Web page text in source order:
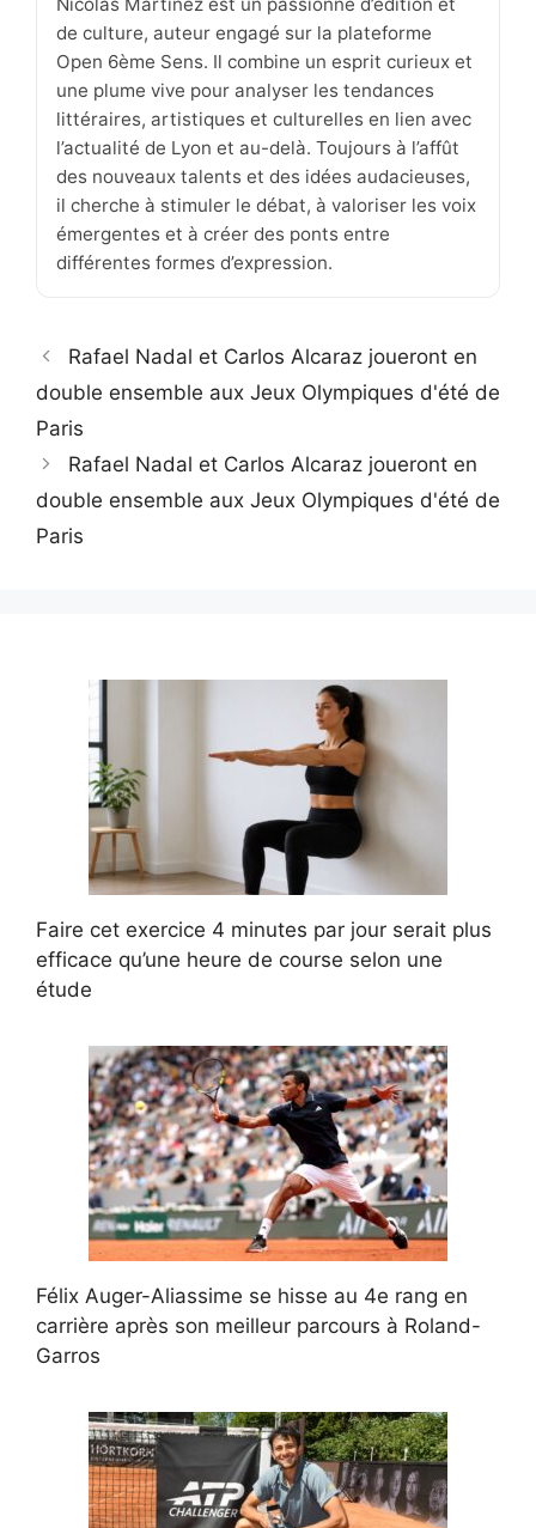
de culture, auteur engagé sur la plateforme
Open 6ème Sens. Il combine un esprit curieux et
une plume vive pour analyser les tendances
littéraires, artistiques et culturelles en lien avec
l’actualité de Lyon et au-delà. Toujours à l’affût
des nouveaux talents et des idées audacieuses,
il cherche à stimuler le débat, à valoriser les voix
émergentes et à créer des ponts entre
différentes formes d’expression.
Rafael Nadal et Carlos Alcaraz joueront en
double ensemble aux Jeux Olympiques d'été de
Paris
Rafael Nadal et Carlos Alcaraz joueront en
double ensemble aux Jeux Olympiques d'été de
Paris
Faire cet exercice 4 minutes par jour serait plus
efficace qu’une heure de course selon une
étude
Félix Auger-Aliassime se hisse au 4e rang en
carrière après son meilleur parcours à Roland-
Garros